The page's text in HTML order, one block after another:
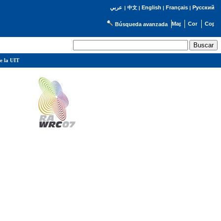
عربي | 中文| English | Français| Русский
Búsqueda avanzada
la UIT